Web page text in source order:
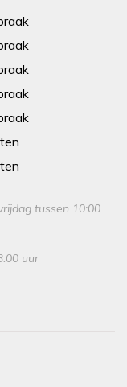
tussen 10:00
uur